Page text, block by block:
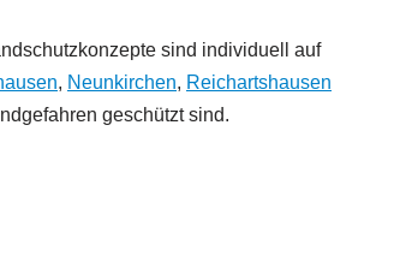
sind individuell auf
, Neunkirchen, Reichartshausen
geschützt sind.